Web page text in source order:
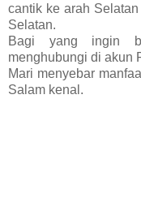
cantik ke arah
Selatan.
Bagi yang ingin
menghubungi di akun
Mari menyebar
Salam kenal.